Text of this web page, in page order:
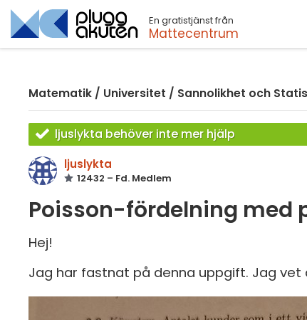
En gratistjänst från
Mattecentrum
Matematik / Universitet / Sannolikhet och
ljuslykta behöver inte mer hjälp
ljuslykta
12432 – Fd. Medlem
Poisson-fördelning med
Hej!
Jag har fastnat på denna uppgift. Jag vet
Sök